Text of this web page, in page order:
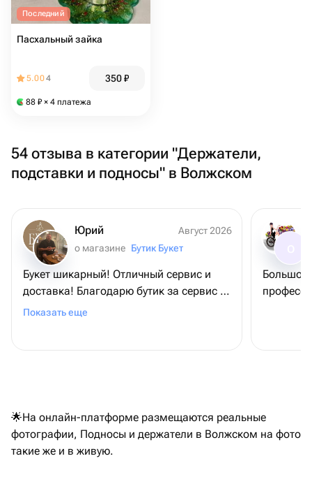
Последний
Пасхальный зайка
5.004 350₽
88 ₽ × 4 платежа
54 отзыва в категории "Держатели,
подставки и подносы" в Волжском
Юрий
Август 2026
о магазине Бутик Букет
Букет шикарный! Отличный сервис и
доставка! Благодарю бутик за сервис и
букет, - именинница довольна
Показать еще
Большое
🌟На онлайн-платформе размещаются реальные
фотографии, Подносы и держатели в Волжском на фото
такие же и в живую.